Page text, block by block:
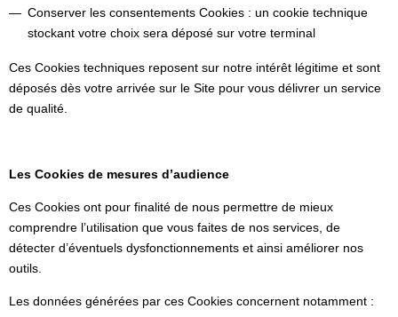
Conserver les consentements Cookies : un cookie technique
stockant votre choix sera déposé sur votre terminal
Ces Cookies techniques reposent sur notre intérêt légitime et sont
déposés dès votre arrivée sur le Site pour vous délivrer un service
de qualité.
Les Cookies de mesures d’audience
Ces Cookies ont pour finalité de nous permettre de mieux
comprendre l’utilisation que vous faites de nos services, de
détecter d’éventuels dysfonctionnements et ainsi améliorer nos
outils.
Les données générées par ces Cookies concernent notamment :